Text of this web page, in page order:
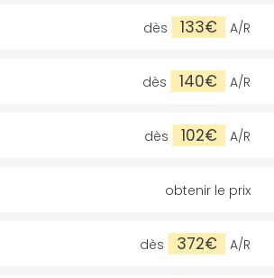
dès 133€ A/R
dès 140€ A/R
dès 102€ A/R
obtenir le prix
dès 372€ A/R